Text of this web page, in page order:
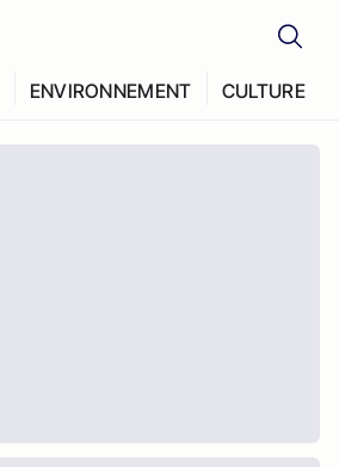
ENVIRONNEMENT CULTURE